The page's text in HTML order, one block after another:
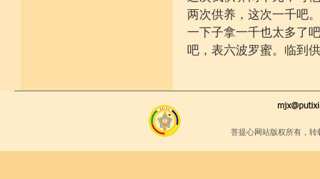
两次供养，这次一千吧
一下子拿一千也太多了
吧，表六波罗蜜。临到
菩提心网站版权所有，